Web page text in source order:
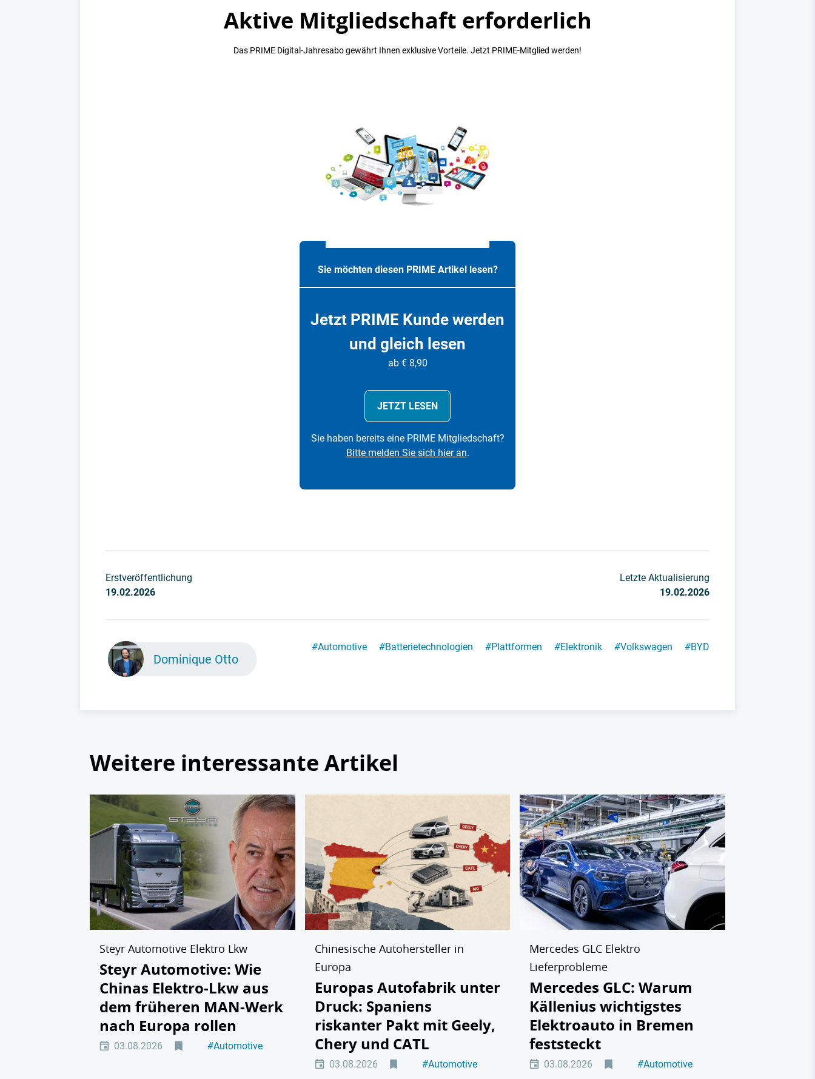
Aktive Mitgliedschaft erforderlich
Das PRIME Digital-Jahresabo gewährt Ihnen exklusive Vorteile. Jetzt PRIME-Mitglied werden!
Sie möchten diesen PRIME Artikel lesen?
Jetzt PRIME Kunde werden
und gleich lesen
ab € 8,90
JETZT LESEN
Sie haben bereits eine PRIME Mitgliedschaft?
Bitte melden Sie sich hier an.
Erstveröffentlichung
19.02.2026
Letzte Aktualisierung
19.02.2026
Dominique Otto
#Automotive #Batterietechnologien #Plattformen #Elektronik #Volkswagen #BYD
Weitere interessante Artikel
Steyr Automotive Elektro Lkw
Steyr Automotive: Wie
Chinas Elektro-Lkw aus
dem früheren MAN-Werk
nach Europa rollen
03.08.2026 #Automotive
Chinesische Autohersteller in
Europa
Europas Autofabrik unter
Druck: Spaniens
riskanter Pakt mit Geely,
Chery und CATL
03.08.2026 #Automotive
Mercedes GLC Elektro
Lieferprobleme
Mercedes GLC: Warum
Källenius wichtigstes
Elektroauto in Bremen
feststeckt
03.08.2026 #Automotive